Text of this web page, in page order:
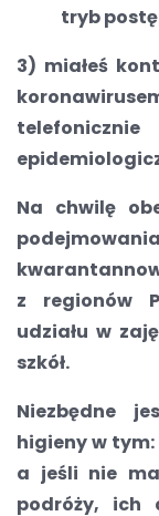
tryb
3) miałeś
Na chwilę
z regionów
udziału w
szkół.
Niezbędne
higieny w tym:
a jeśli nie
podróży, ich